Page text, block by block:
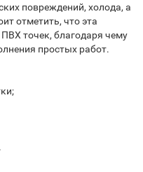
повреждений, холода, а
отметить, что эта
точек, благодаря чему
простых работ.